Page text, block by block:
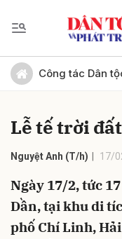
Công tác Dân
Lễ tế trời
Nguyệt Anh (T/h) 17/
Ngày 17/2, tức
Dần, tại khu di
phố Chí Linh,
Gửi bình luận